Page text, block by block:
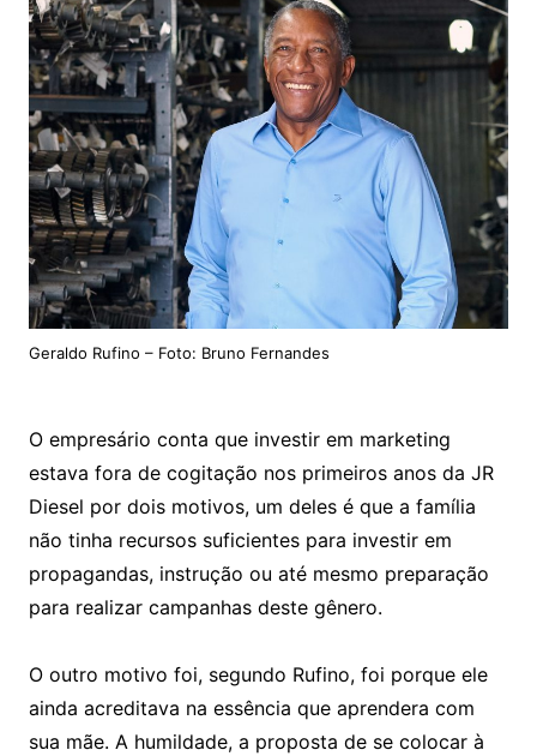
Geraldo Rufino – Foto: Bruno Fernandes
O empresário conta que investir em marketing
estava fora de cogitação nos primeiros anos da JR
Diesel por dois motivos, um deles é que a família
não tinha recursos suficientes para investir em
propagandas, instrução ou até mesmo preparação
para realizar campanhas deste gênero.
O outro motivo foi, segundo Rufino, foi porque ele
ainda acreditava na essência que aprendera com
sua mãe. A humildade, a proposta de se colocar à